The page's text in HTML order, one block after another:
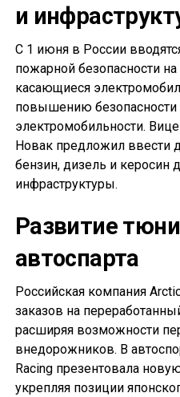
и
С 1 июня в России
пожарной безопасности
касающиеся
повышению безопасности
электромобильности.
Новак предложил ввести
бензин, дизель и керосин
инфраструктуры.
Развитие
автоспарта
Российская компания
заказов на
расширяя возможности
внедорожников. В
Racing презентовала
укрепляя позиции